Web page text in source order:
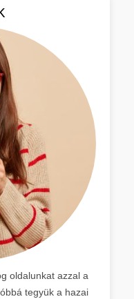
oldalunkat azzal a
tegyük a hazai